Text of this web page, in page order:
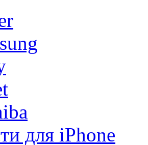
для iPhone